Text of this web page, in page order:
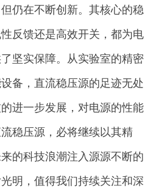
仍在不断创新。其核心的稳
反馈还是高效开关，都为电
坚实保障。从实验室的精密
备，直流稳压源的足迹无处
进一步发展，对电源的性能
稳压源，必将继续以其精
的科技浪潮注入源源不断的
明，值得我们持续关注和深